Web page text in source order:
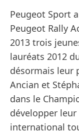
Peugeot Sport
Peugeot Rally
2013 trois
lauréats 2012
désormais leur
Ancian et
dans le
développer
international